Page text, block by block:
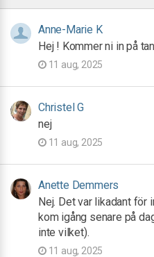
Anne-Marie K
Hej ! Kommer ni in på
11 aug, 2025
Christel G
nej
11 aug, 2025
Anette Demmers
Nej. Det var likadant för
kom igång senare på
inte vilket).
11 aug, 2025